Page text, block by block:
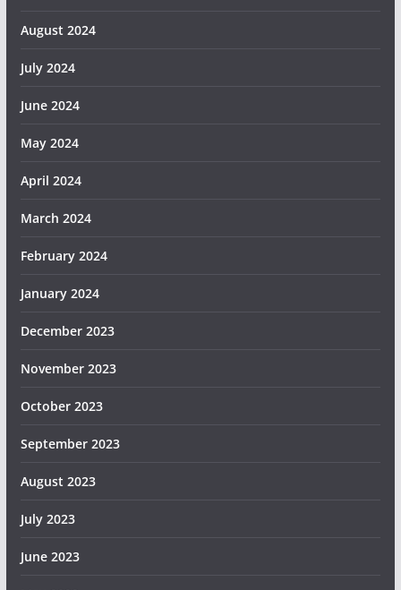
August 2024
July 2024
June 2024
May 2024
April 2024
March 2024
February 2024
January 2024
December 2023
November 2023
October 2023
September 2023
August 2023
July 2023
June 2023